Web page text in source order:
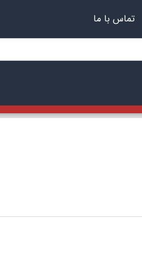
تماس با ما